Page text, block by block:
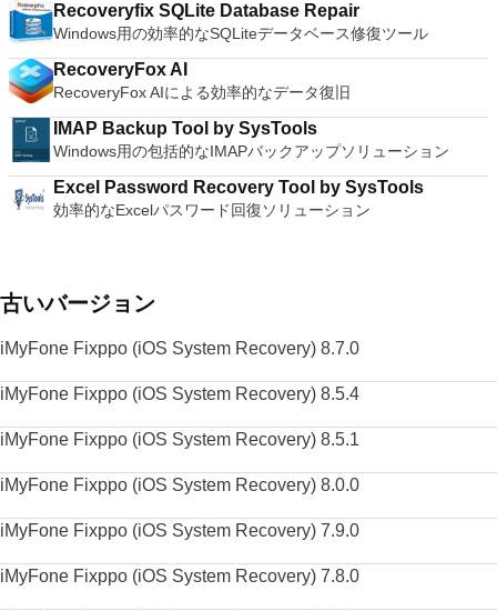
ダウンロード
Recoveryfix SQLite Database Repair
Windows用の効率的なSQLiteデータベース修復ツール
RecoveryFox AI
RecoveryFox AIによる効率的なデータ復旧
IMAP Backup Tool by SysTools
Windows用の包括的なIMAPバックアップソリューション
Excel Password Recovery Tool by SysTools
効率的なExcelパスワード回復ソリューション
古いバージョン
iMyFone Fixppo (iOS System Recovery) 8.7.0
iMyFone Fixppo (iOS System Recovery) 8.5.4
iMyFone Fixppo (iOS System Recovery) 8.5.1
iMyFone Fixppo (iOS System Recovery) 8.0.0
iMyFone Fixppo (iOS System Recovery) 7.9.0
iMyFone Fixppo (iOS System Recovery) 7.8.0